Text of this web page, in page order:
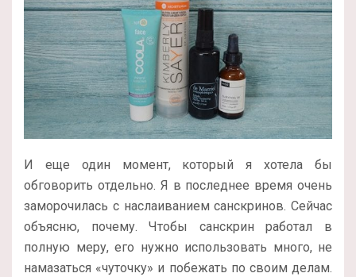
И еще один момент, который я хотела бы
обговорить отдельно. Я в последнее время очень
заморочилась с наслаиванием санскринов. Сейчас
объясню, почему. Чтобы санскрин работал в
полную меру, его нужно использовать много, не
намазаться «чуточку» и побежать по своим делам.